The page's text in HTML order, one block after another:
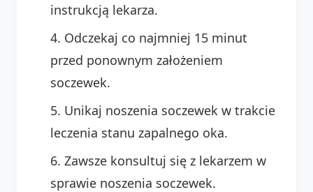
instrukcją lekarza.
Odczekaj co najmniej 15 minut
przed ponownym założeniem
soczewek.
Unikaj noszenia soczewek w trakcie
leczenia stanu zapalnego oka.
Zawsze konsultuj się z lekarzem w
sprawie noszenia soczewek.